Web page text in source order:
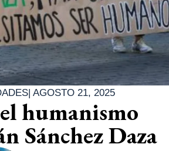
| AGOSTO 21, 2025
humanismo
Sánchez Daza